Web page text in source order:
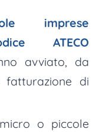
imprese
ATECO
avviato, da
di
o piccole